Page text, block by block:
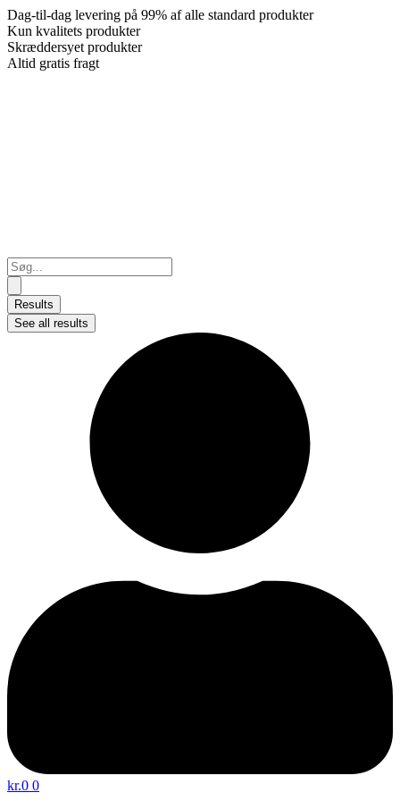
Dag-til-dag levering på 99% af alle standard produkter
Kun kvalitets produkter
Skræddersyet produkter
Altid gratis fragt
Search
...
Results
See all results
kr.0 0